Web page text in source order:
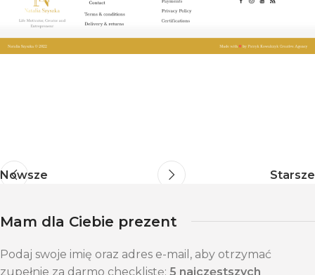
Nowsze Starsze
Mam dla Ciebie prezent
Podaj swoje imię oraz adres e-mail, aby otrzymać
zupełnie za darmo checklistę: 5 najczęstszych